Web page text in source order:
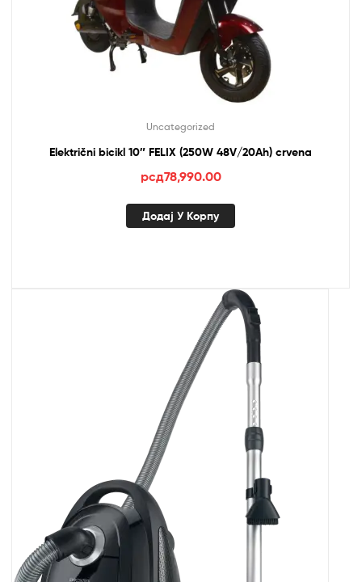
Uncategorized
Električni bicikl 10″ FELIX (250W 48V/20Ah) crvena
рсд78,990.00
Додај У Корпу